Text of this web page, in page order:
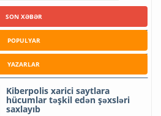
SON XƏBƏR
POPULYAR
YAZARLAR
Kiberpolis xarici saytlara
hücumlar təşkil edən şəxsləri
saxlayıb